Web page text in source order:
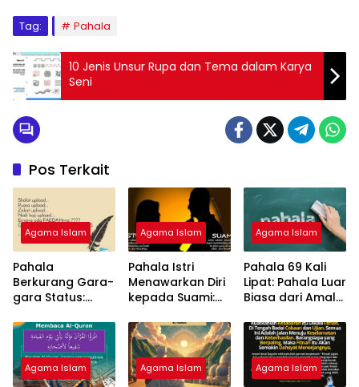
Tag: Pahala
10 Jenis Unsur Rupa dan Tema dalam Karya
Seni
Pos Terkait
Agama Islam
Pahala
Berkurang Gara-
gara Status:
dalam Amal
Agama Islam
Pahala Istri
Menawarkan Diri
kepada Suami:
atau
Keutamaan?
Agama Islam
Pahala 69 Kali
Lipat: Pahala Luar
Biasa dari Amal
Agama Islam Agama Islam Agama Islam